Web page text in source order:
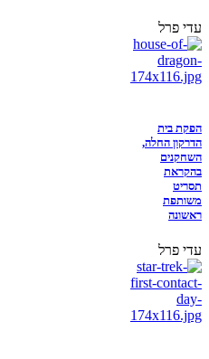
עדי פרל
הפקת בית
הדרקון החלה,
השחקנים
בהקראת
תסריט
משותפת
ראשונה
עדי פרל